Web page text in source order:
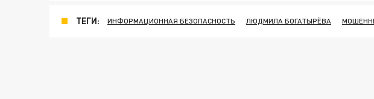
ТЕГИ: ИНФОРМАЦИОННАЯ БЕЗОПАСНОСТЬ ЛЮДМИЛА БОГАТЫРЁВА